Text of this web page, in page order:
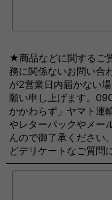
★商品などに関するご
務に関係ないお問い合
が2営業日内届かない
願い申し上げます。
かかわらず」ヤマト運
やレターパックやメー
んので御了承ください
どデリケートなご質問